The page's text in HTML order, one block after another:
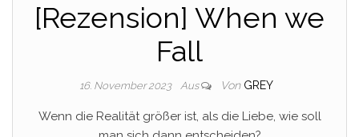
[Rezension] When we
Fall
16. November 2023 Aus Von GREY
Wenn die Realität größer ist, als die Liebe, wie soll